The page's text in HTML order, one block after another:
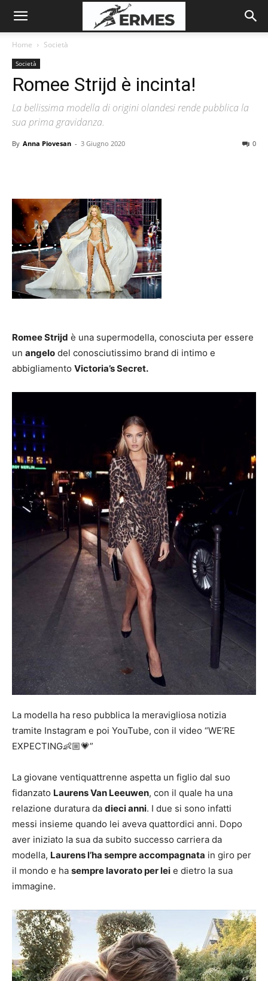
Home Società
Società
Romee Strijd è incinta!
La bellissima modella di origini olandesi rende pubblica la
sua prima gravidanza.
By Anna Piovesan - 3 Giugno 2020 0
Romee Strijd è una supermodella, conosciuta per essere
un angelo del conosciutissimo brand di intimo e
abbigliamento Victoria’s Secret.
La modella ha reso pubblica la meravigliosa notizia
tramite Instagram e poi YouTube, con il video “WE’RE
EXPECTING👶🏼💗”
La giovane ventiquattrenne aspetta un figlio dal suo
fidanzato Laurens Van Leeuwen, con il quale ha una
relazione duratura da dieci anni. I due si sono infatti
messi insieme quando lei aveva quattordici anni. Dopo
aver iniziato la sua da subito successo carriera da
modella, Laurens l’ha sempre accompagnata in giro per
il mondo e ha sempre lavorato per lei e dietro la sua
immagine.